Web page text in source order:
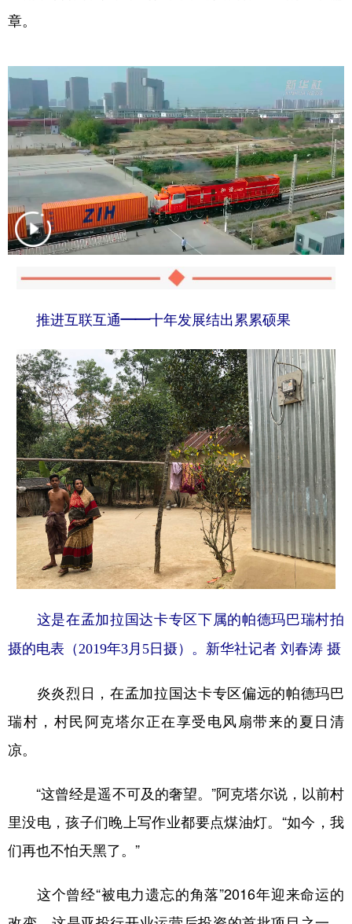
章。
推进互联互通——十年发展结出累累硕果
这是在孟加拉国达卡专区下属的帕德玛巴瑞村拍
摄的电表（2019年3月5日摄）。新华社记者 刘春涛 摄
炎炎烈日，在孟加拉国达卡专区偏远的帕德玛巴
瑞村，村民阿克塔尔正在享受电风扇带来的夏日清
凉。
“这曾经是遥不可及的奢望。”阿克塔尔说，以前村
里没电，孩子们晚上写作业都要点煤油灯。“如今，我
们再也不怕天黑了。”
这个曾经“被电力遗忘的角落”2016年迎来命运的